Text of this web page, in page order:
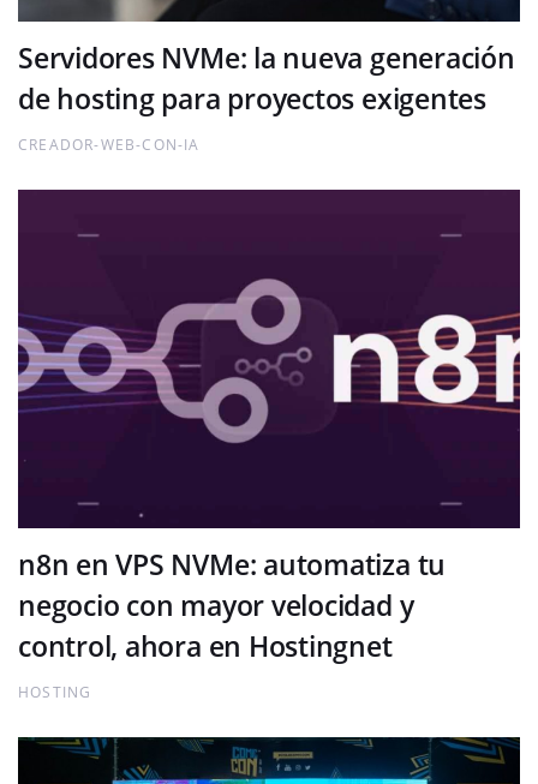
Servidores NVMe: la nueva generación
de hosting para proyectos exigentes
CREADOR-WEB-CON-IA
n8n en VPS NVMe: automatiza tu
negocio con mayor velocidad y
control, ahora en Hostingnet
HOSTING